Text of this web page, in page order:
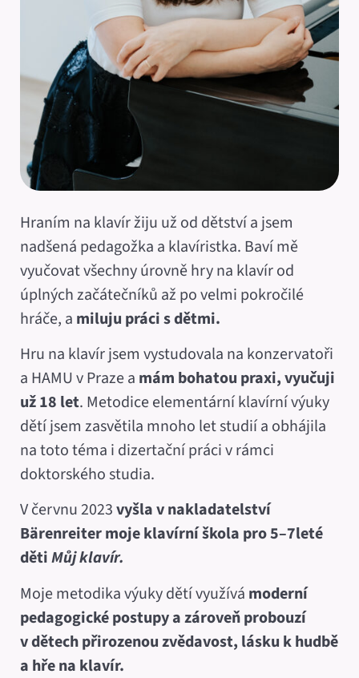
Hraním na klavír žiju už od dětství a jsem
nadšená pedagožka a klavíristka. Baví mě
vyučovat všechny úrovně hry na klavír od
úplných začátečníků až po velmi pokročilé
hráče, a miluju práci s dětmi.
Hru na klavír jsem vystudovala na konzervatoři
a HAMU v Praze a mám bohatou praxi, vyučuji
už 18 let. Metodice elementární klavírní výuky
dětí jsem zasvětila mnoho let studií a obhájila
na toto téma i dizertační práci v rámci
doktorského studia.
V červnu 2023vyšla v nakladatelství
Bärenreiter moje klavírní škola pro 5–7leté
dětiMůj klavír.
Moje metodika výuky dětí využívá moderní
pedagogické postupy a zároveň probouzí
v dětech přirozenou zvědavost, lásku k hudbě
a hře na klavír.